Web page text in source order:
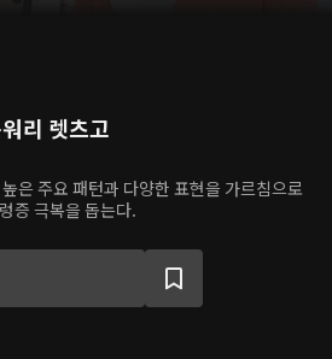
리 렛츠고
은 주요 패턴과 다양한 표현을 가르침으로
증 극복을 돕는다.